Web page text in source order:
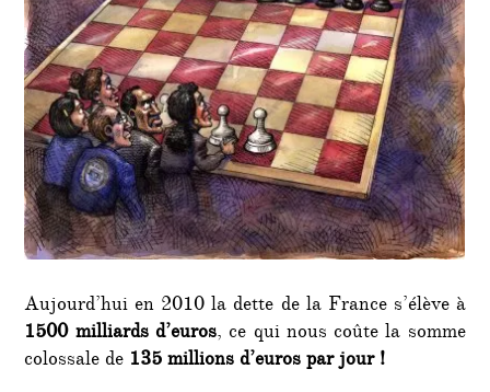
Aujourd’hui en 2010 la dette de la France s’élève à
1500 milliards d’euros, ce qui nous coûte la somme
colossale de 135 millions d’euros par jour !